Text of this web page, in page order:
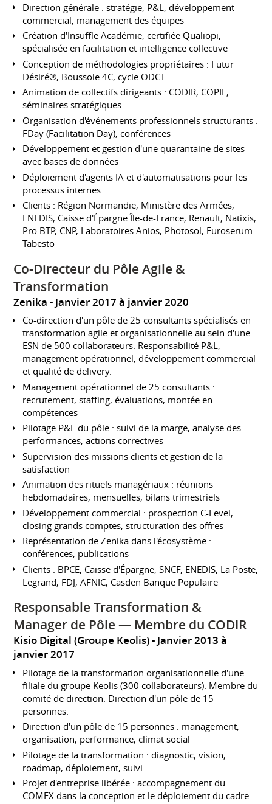
Direction générale : stratégie, P&L, développement
commercial, management des équipes
Création d'Insuffle Académie, certifiée Qualiopi,
spécialisée en facilitation et intelligence collective
Conception de méthodologies propriétaires : Futur
Désiré®, Boussole 4C, cycle ODCT
Animation de collectifs dirigeants : CODIR, COPIL,
séminaires stratégiques
Organisation d'événements professionnels structurants :
FDay (Facilitation Day), conférences
Développement et gestion d'une quarantaine de sites
avec bases de données
Déploiement d'agents IA et d'automatisations pour les
processus internes
Clients : Région Normandie, Ministère des Armées,
ENEDIS, Caisse d'Épargne Île-de-France, Renault, Natixis,
Pro BTP, CNP, Laboratoires Anios, Photosol, Euroserum
Tabesto
Co-Directeur du Pôle Agile &
Transformation
Zenika Janvier 2017 à janvier 2020
Co-direction d'un pôle de 25 consultants spécialisés en
transformation agile et organisationnelle au sein d'une
ESN de 500 collaborateurs. Responsabilité P&L,
management opérationnel, développement commercial
et qualité de delivery.
Management opérationnel de 25 consultants :
recrutement, staffing, évaluations, montée en
compétences
Pilotage P&L du pôle : suivi de la marge, analyse des
performances, actions correctives
Supervision des missions clients et gestion de la
satisfaction
Animation des rituels managériaux : réunions
hebdomadaires, mensuelles, bilans trimestriels
Développement commercial : prospection C-Level,
closing grands comptes, structuration des offres
Représentation de Zenika dans l'écosystème :
conférences, publications
Clients : BPCE, Caisse d'Épargne, SNCF, ENEDIS, La Poste,
Legrand, FDJ, AFNIC, Casden Banque Populaire
Responsable Transformation &
Manager de Pôle — Membre du CODIR
Kisio Digital (Groupe Keolis)
Janvier 2013 à
janvier 2017
Pilotage de la transformation organisationnelle d'une
filiale du groupe Keolis (300 collaborateurs). Membre du
comité de direction. Direction d'un pôle de 15
personnes.
Direction d'un pôle de 15 personnes : management,
organisation, performance, climat social
Pilotage de la transformation : diagnostic, vision,
roadmap, déploiement, suivi
Projet d'entreprise libérée : accompagnement du
COMEX dans la conception et le déploiement du cadre